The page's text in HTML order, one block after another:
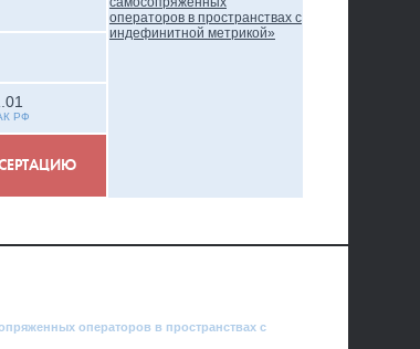
РФ
операторов в пространствах с